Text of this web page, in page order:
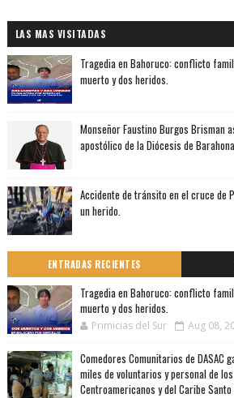
LAS MAS VISITADAS
Tragedia en Bahoruco: conflicto
muerto y dos heridos.
Monseñor Faustino Burgos Brisman
apostólico de la Diócesis de Barahona.
Accidente de tránsito en el cruce de
un herido.
ENTRADAS RECIENTES
Tragedia en Bahoruco: conflicto
muerto y dos heridos.
Primicias del Sur Aug 08,
Comedores Comunitarios de DASAC
miles de voluntarios y personal de los
Centroamericanos y del Caribe Santo